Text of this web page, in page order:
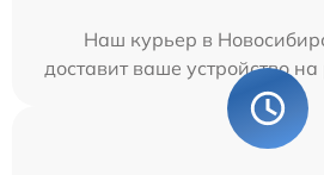
Наш курьер в
доставит ваше устройство